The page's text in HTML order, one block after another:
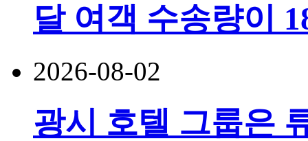
달 여객 수송량이
2026-08-02
광시 호텔 그룹은